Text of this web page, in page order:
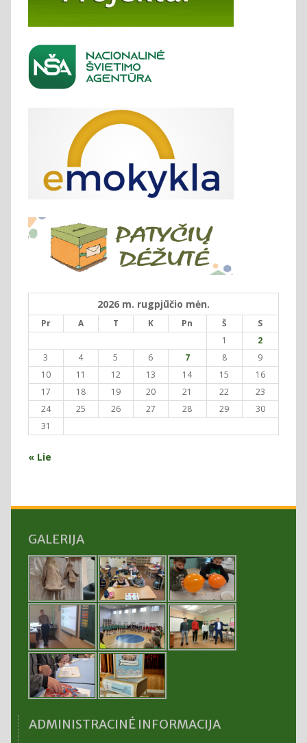
2026 m. rugpjūčio mėn.
Pr A T K Pn Š
S
1
2
3
4 5 6 7 8
9
10
11 12 13 14 15
16
17
18 19 20 21 22
23
24
25 26 27 28 29
30
31
« Lie
GALERIJA
ADMINISTRACINĖ INFORMACIJA